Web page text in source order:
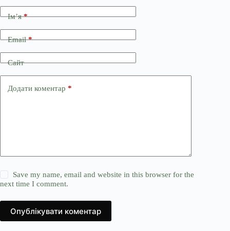
Ім’я*
Email*
Сайт
Додати коментар *
Save my name, email and website in this browser for the
next time I comment.
Опублікувати коментар